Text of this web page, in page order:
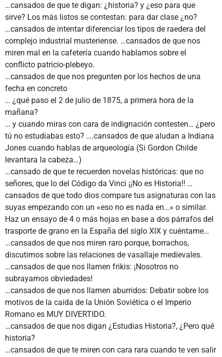
…cansados de que te digan: ¿historia? y ¿eso para que
sirve? Los más listos se contestan: para dar clase ¿no?
…cansados de intentar diferenciar los tipos de raedera del
complejo industrial musteriense. …cansados de que nos
miren mal en la cafetería cuando hablamos sobre el
conflicto patricio-plebeyo.
…cansados de que nos pregunten por los hechos de una
fecha en concreto
… ¿qué paso el 2 de julio de 1875, a primera hora de la
mañana?
… y cuando miras con cara de indignación contesten… ¿pero
tú no estudiabas esto? ….cansados de que aludan a Indiana
Jones cuando hablas de arqueología (Si Gordon Childe
levantara la cabeza…)
…cansado de que te recuerden novelas históricas: que no
señores, que lo del Código da Vinci ¡¡No es Historia!! …
cansados de que todo dios compare tus asignaturas con las
suyas empezando con un «eso no es nada en…» o similar.
Haz un ensayo de 4 o más hojas en base a dos párrafos del
trasporte de grano en la España del siglo XIX y cuéntame…
…cansados de que nos miren raro porque, borrachos,
discutimos sobre las relaciones de vasallaje medievales.
…cansados de que nos llamen frikis: ¡Nosotros no
subrayamos obviedades!
…cansados de que nos llamen aburridos: Debatir sobre los
motivos de la caída de la Unión Soviética o el Imperio
Romano es MUY DIVERTIDO.
…cansados de que nos digan ¿Estudias Historia?, ¿Pero qué
historia?
…cansados de que te miren con cara rara cuando te ven salir